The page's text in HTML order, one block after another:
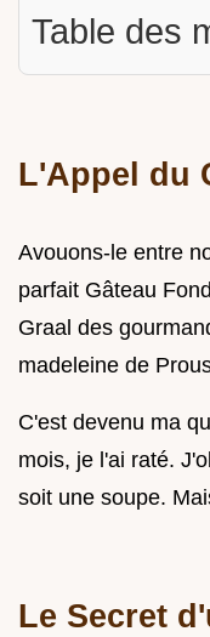
Table des
L'Appel du
Avouons-le entre
parfait Gâteau
Graal des
madeleine de
C'est devenu ma
mois, je l'ai raté.
soit une soupe.
Le Secret